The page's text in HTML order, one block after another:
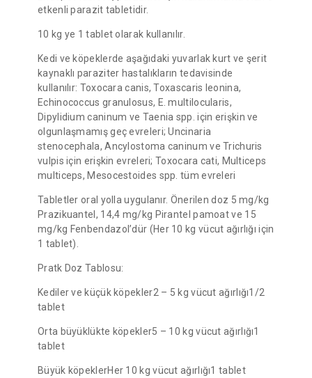
etkenli parazit tabletidir.
10 kg ye 1 tablet olarak kullanılır.
Kedi ve köpeklerde aşağıdaki yuvarlak kurt ve şerit
kaynaklı paraziter hastalıkların tedavisinde
kullanılır: Toxocara canis, Toxascaris leonina,
Echinococcus granulosus, E. multilocularis,
Dipylidium caninum ve Taenia spp. için erişkin ve
olgunlaşmamış geç evreleri; Uncinaria
stenocephala, Ancylostoma caninum ve Trichuris
vulpis için erişkin evreleri; Toxocara cati, Multiceps
multiceps, Mesocestoides spp. tüm evreleri
Tabletler oral yolla uygulanır. Önerilen doz 5 mg/kg
Prazikuantel, 14,4 mg/kg Pirantel pamoat ve 15
mg/kg Fenbendazol’dür (Her 10 kg vücut ağırlığı için
1 tablet).
Pratk Doz Tablosu:
Kediler ve küçük köpekler2 – 5 kg vücut ağırlığı1/2
tablet
Orta büyüklükte köpekler5 – 10 kg vücut ağırlığı1
tablet
Büyük köpeklerHer 10 kg vücut ağırlığı1 tablet